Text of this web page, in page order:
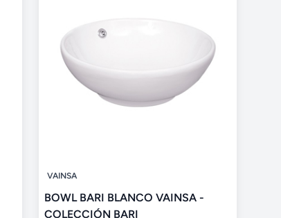
VAINSA
BOWL BARI BLANCO VAINSA -
COLECCIÓN BARI